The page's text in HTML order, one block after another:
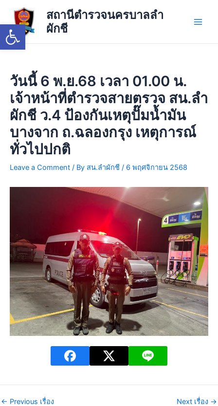
Open toolbar
content
สถานีตำรวจนครบาลลำ
ผักชี
วันนี้ 6 พ.ย.68 เวลา 01.00 น.
เจ้าหน้าที่ตำรวจสายตรวจ สน.ลำ
ผักชี ว.4 ป้องกันเหตุปั๊มน้ำมัน
บางจาก ถ.ฉลองกรุง เหตุการณ์
ทั่วไปปกติ
Leave a Comment / By สน.ลำผักชี / 6 พฤศจิกายน 2568
← Previous เรื่อง Next เรื่อง →